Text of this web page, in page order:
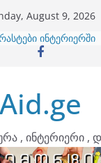
August 9, 2026
გაერთიანება
ინტერიერში
დიზიანი
წარმოგიდგენთ
Aid.ge
, ინტერიერი ,